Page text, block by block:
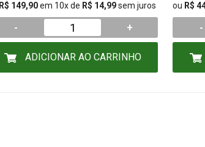
R$ 149,90em 10x de R$ 14,99sem juros
- +
ADICIONAR AO CARRINHO
ou R$
-